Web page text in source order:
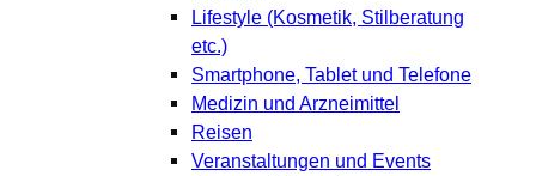
Lifestyle (Kosmetik, Stilberatung
etc.)
Smartphone, Tablet und Telefone
Medizin und Arzneimittel
Reisen
Veranstaltungen und Events